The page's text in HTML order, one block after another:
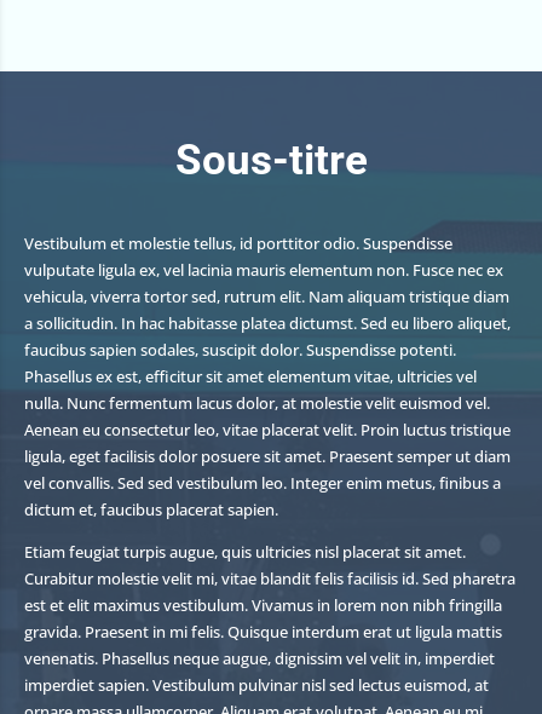
Sous-titre
Vestibulum et molestie tellus, id porttitor odio. Suspendisse
vulputate ligula ex, vel lacinia mauris elementum non. Fusce nec ex
vehicula, viverra tortor sed, rutrum elit. Nam aliquam tristique diam
a sollicitudin. In hac habitasse platea dictumst. Sed eu libero aliquet,
faucibus sapien sodales, suscipit dolor. Suspendisse potenti.
Phasellus ex est, efficitur sit amet elementum vitae, ultricies vel
nulla. Nunc fermentum lacus dolor, at molestie velit euismod vel.
Aenean eu consectetur leo, vitae placerat velit. Proin luctus tristique
ligula, eget facilisis dolor posuere sit amet. Praesent semper ut diam
vel convallis. Sed sed vestibulum leo. Integer enim metus, finibus a
dictum et, faucibus placerat sapien.
Etiam feugiat turpis augue, quis ultricies nisl placerat sit amet.
Curabitur molestie velit mi, vitae blandit felis facilisis id. Sed pharetra
est et elit maximus vestibulum. Vivamus in lorem non nibh fringilla
gravida. Praesent in mi felis. Quisque interdum erat ut ligula mattis
venenatis. Phasellus neque augue, dignissim vel velit in, imperdiet
imperdiet sapien. Vestibulum pulvinar nisl sed lectus euismod, at